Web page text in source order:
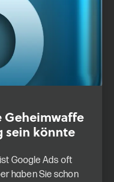
Geheimwaffe
sein könnte
Google Ads oft
haben Sie schon